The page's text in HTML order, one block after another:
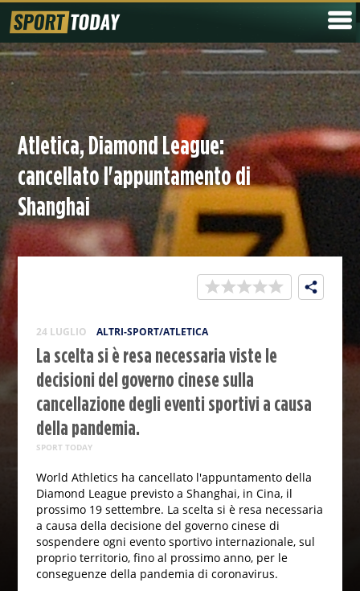
Atletica, Diamond League:
cancellato l'appuntamento di
Shanghai
24 LUGLIO ALTRI-SPORT/ATLETICA
La scelta si è resa necessaria viste le
decisioni del governo cinese sulla
cancellazione degli eventi sportivi a causa
della pandemia.
SPORT TODAY
World Athletics ha cancellato l'appuntamento della
Diamond League previsto a Shanghai, in Cina, il
prossimo 19 settembre. La scelta si è resa necessaria
a causa della decisione del governo cinese di
sospendere ogni evento sportivo internazionale, sul
proprio territorio, fino al prossimo anno, per le
conseguenze della pandemia di coronavirus.